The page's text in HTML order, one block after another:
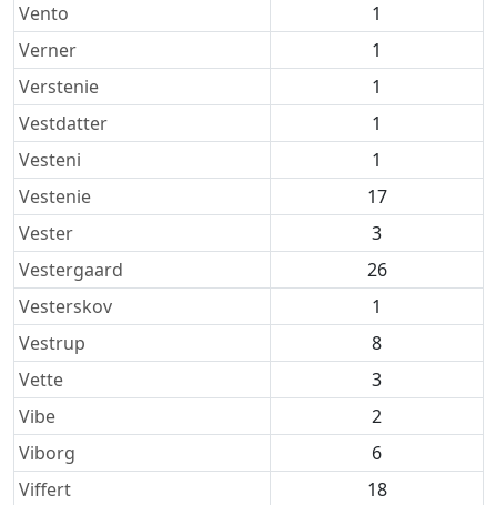
Vento
1
Verner
1
Verstenie
1
Vestdatter
1
Vesteni
1
Vestenie
17
Vester
3
Vestergaard
26
Vesterskov
1
Vestrup
8
Vette
3
Vibe
2
Viborg
6
Viffert
18